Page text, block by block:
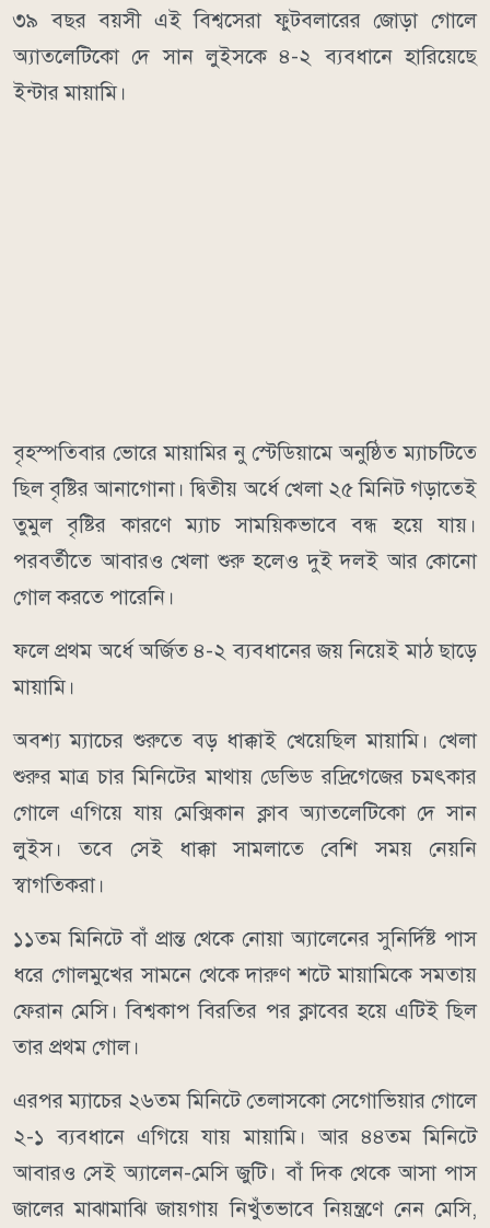
৩৯ বছর বয়সী এই বিশ্বসেরা ফুটবলারের জোড়া গোলে
অ্যাতলেটিকো দে সান লুইসকে ৪-২ ব্যবধানে হারিয়েছে
ইন্টার মায়ামি।
বৃহস্পতিবার ভোরে মায়ামির নু স্টেডিয়ামে অনুষ্ঠিত ম্যাচটিতে
ছিল বৃষ্টির আনাগোনা। দ্বিতীয় অর্ধে খেলা ২৫ মিনিট গড়াতেই
তুমুল বৃষ্টির কারণে ম্যাচ সাময়িকভাবে বন্ধ হয়ে যায়।
পরবর্তীতে আবারও খেলা শুরু হলেও দুই দলই আর কোনো
গোল করতে পারেনি।
ফলে প্রথম অর্ধে অর্জিত ৪-২ ব্যবধানের জয় নিয়েই মাঠ ছাড়ে
মায়ামি।
অবশ্য ম্যাচের শুরুতে বড় ধাক্কাই খেয়েছিল মায়ামি। খেলা
শুরুর মাত্র চার মিনিটের মাথায় ডেভিড রদ্রিগেজের চমৎকার
গোলে এগিয়ে যায় মেক্সিকান ক্লাব অ্যাতলেটিকো দে সান
লুইস। তবে সেই ধাক্কা সামলাতে বেশি সময় নেয়নি
স্বাগতিকরা।
১১তম মিনিটে বাঁ প্রান্ত থেকে নোয়া অ্যালেনের সুনির্দিষ্ট পাস
ধরে গোলমুখের সামনে থেকে দারুণ শটে মায়ামিকে সমতায়
ফেরান মেসি। বিশ্বকাপ বিরতির পর ক্লাবের হয়ে এটিই ছিল
তার প্রথম গোল।
এরপর ম্যাচের ২৬তম মিনিটে তেলাসকো সেগোভিয়ার গোলে
২-১ ব্যবধানে এগিয়ে যায় মায়ামি। আর ৪৪তম মিনিটে
আবারও সেই অ্যালেন-মেসি জুটি। বাঁ দিক থেকে আসা পাস
জালের মাঝামাঝি জায়গায় নিখুঁতভাবে নিয়ন্ত্রণে নেন মেসি,